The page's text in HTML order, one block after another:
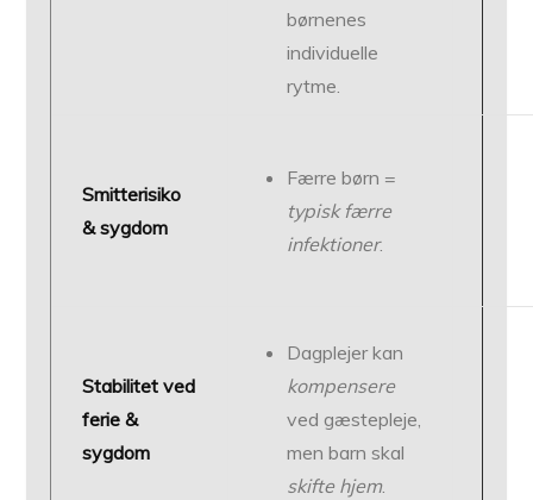
børnenes
individuelle
rytme.
Smitterisiko
& sygdom
Færre børn =
typisk færre
infektioner.
Stabilitet ved
ferie &
sygdom
Dagplejer kan
kompensere
ved gæstepleje,
men barn skal
skifte hjem.